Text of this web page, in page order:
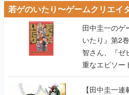
若ゲのいたり〜ゲームクリエイ
田中圭一のゲ
いたり』第2
智さん、『ゼ
重なエピソー
【田中圭一連